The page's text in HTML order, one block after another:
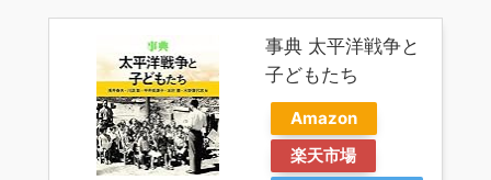
事典 太平洋戦争と
子どもたち
Amazon
楽天市場